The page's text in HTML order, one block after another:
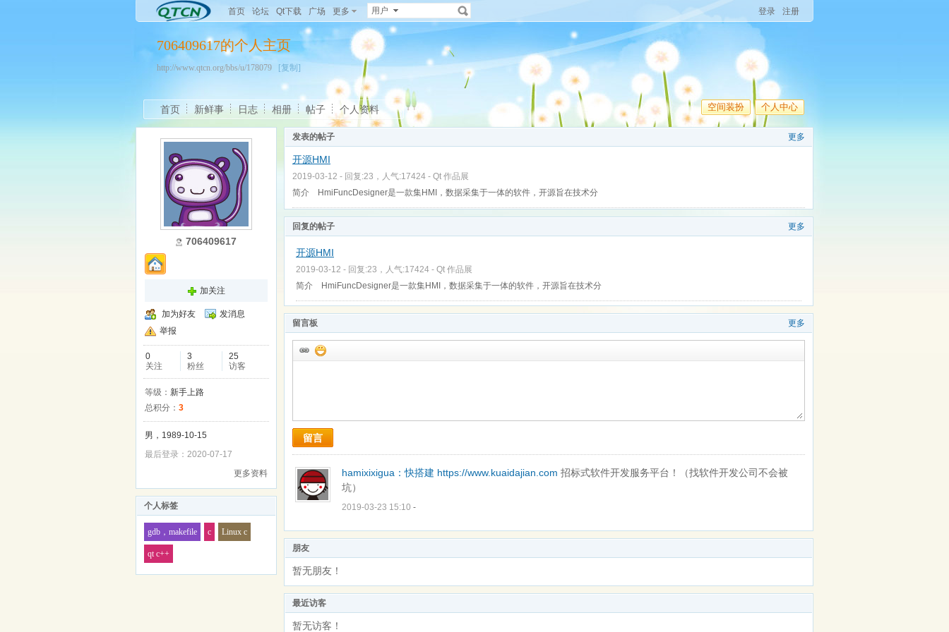
首页 论坛 Qt下载 广场 更多 用户 登录 注册
706409617的个人主页
http://www.qtcn.org/bbs/u/178079 [复制]
空间装扮 个人中心
首页 新鲜事 日志 相册 帖子 个人资料
706409617
加关注
加为好友
发消息
举报
0
关注
3
粉丝
25
访客
等级： 新手上路
总积分： 3
男，1989-10-15
最后登录：2020-07-17
更多资料
个人标签
gdb，makefile c Linux c
qt c++
更多
发表的帖子
开源HMI
2019-03-12 - 回复:23，人气:17424 - Qt 作品展
简介 ​ HmiFuncDesigner是一款集HMI，数据采集于一体的软件，开源旨在技术分
更多
回复的帖子
开源HMI
2019-03-12 - 回复:23，人气:17424 - Qt 作品展
简介 ​ HmiFuncDesigner是一款集HMI，数据采集于一体的软件，开源旨在技术分
更多
留言板
留言
hamixixigua：快搭建 https://www.kuaidajian.com 招标式软件开发服务平台！（找软件开发公司不会被
坑）
2019-03-23 15:10 -
朋友
暂无朋友！
最近访客
暂无访客！